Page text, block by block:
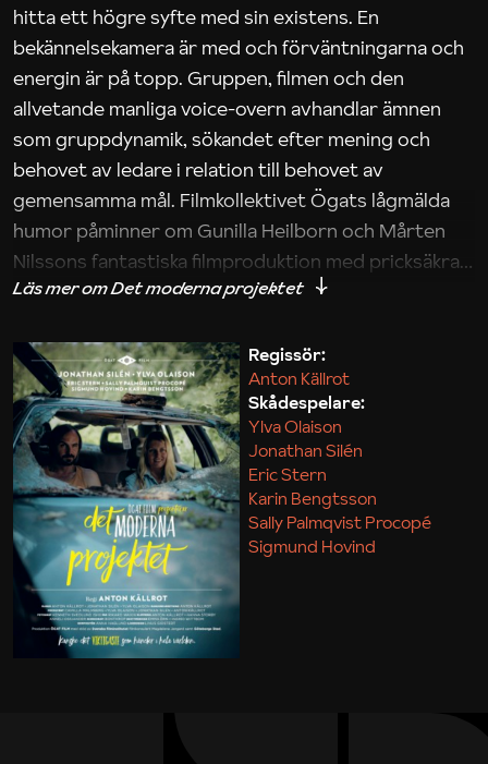
hitta ett högre syfte med sin existens. En
bekännelsekamera är med och förväntningarna och
energin är på topp. Gruppen, filmen och den
allvetande manliga voice-overn avhandlar ämnen
som gruppdynamik, sökandet efter mening och
behovet av ledare i relation till behovet av
gemensamma mål. Filmkollektivet Ögats lågmälda
humor påminner om Gunilla Heilborn och Mårten
Nilssons fantastiska filmproduktion med pricksäkra
iakttagelser om hur svårt det kan vara att omsätta
Maja Kekonius
Regissör:
Anton Källrot
Skådespelare:
Ylva Olaison
Jonathan Silén
Eric Stern
Karin Bengtsson
Sally Palmqvist Procopé
Sigmund Hovind